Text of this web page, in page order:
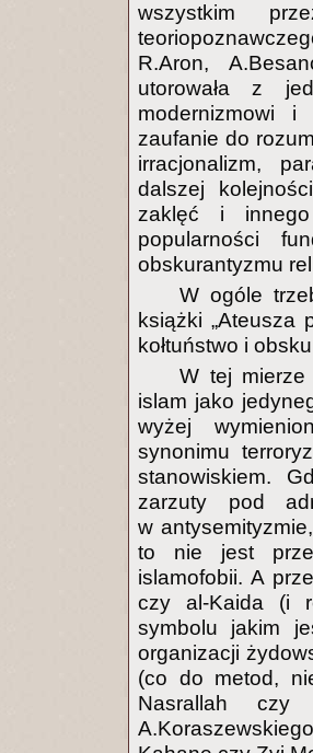
wszystkim
R.Aron,
utorowała z
modernizmowi
zaufanie do
irracjonalizm,
dalszej
zaklęć i
popularności
obskurantyzmu
W ogóle
książki „Ateusza
kołtuństwo i
W tej mierze
islam jako
wyżej
synonimu
stanowiskiem.
zarzuty pod
w
to nie jest
islamofobii. A
czy al-Kaida (i
symbolu jakim
organizacji
(co do metod,
Nasrallah